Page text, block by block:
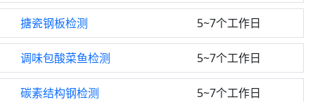
搪瓷钢板检测 5~7个工作日
调味包酸菜鱼检测 5~7个工作日
碳素结构钢检测 5~7个工作日